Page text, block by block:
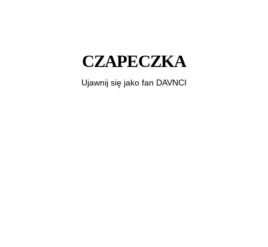
CZAPECZKA
Ujawnij się jako fan DAVNCI